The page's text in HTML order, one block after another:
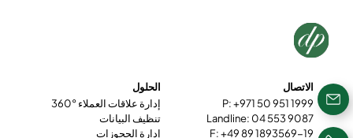
الاتصال
P: +971 50 951 1999
Landline: 04 553 9087
F: +49 89 1893569-19
الحلول
إدارة علاقات العملاء °360
تنظيف البيانات
إدارة الحجوزات